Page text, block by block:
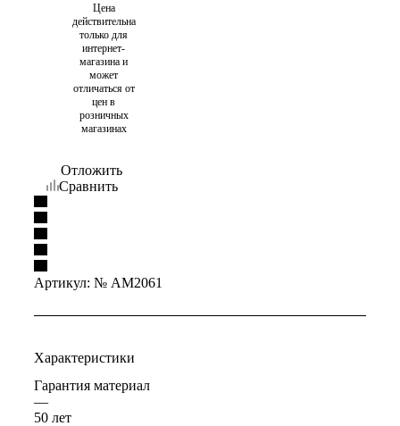
Цена
действительна
только для
интернет-
магазина и
может
отличаться от
цен в
розничных
магазинах
Отложить
Сравнить
Артикул: № AM2061
Характеристики
Гарантия материал
—
50 лет